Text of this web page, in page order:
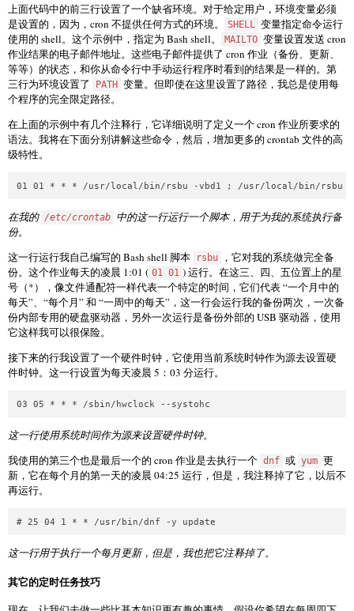
上面代码中的前三行设置了一个缺省环境。对于给定用户，环境变量必须
是设置的，因为，cron 不提供任何方式的环境。
SHELL
变量指定命令运行
使用的 shell。这个示例中，指定为 Bash shell。
MAILTO 变量设置发送 cron
作业结果的电子邮件地址。这些电子邮件提供了 cron 作业（备份、更新、
等等）的状态，和你从命令行中手动运行程序时看到的结果是一样的。第
三行为环境设置了
PATH 变量。但即使在这里设置了路径，我总是使用每
个程序的完全限定路径。
在上面的示例中有几个注释行，它详细说明了定义一个 cron 作业所要求的
语法。我将在下面分别讲解这些命令，然后，增加更多的 crontab 文件的高
级特性。
在我的 /etc/crontab 中的这一行运行一个脚本，用于为我的系统执行备
份。
这一行运行我自己编写的 Bash shell 脚本
rsbu
，它对我的系统做完全备
份。这个作业每天的凌晨 1:01 ( 01 01 ) 运行。在这三、四、五位置上的星
号（*），像文件通配符一样代表一个特定的时间，它们代表 “一个月中的
每天”、“每个月” 和 “一周中的每天”，这一行会运行我的备份两次，一次备
份内部专用的硬盘驱动器，另外一次运行是备份外部的 USB 驱动器，使用
它这样我可以很保险。
接下来的行我设置了一个硬件时钟，它使用当前系统时钟作为源去设置硬
件时钟。这一行设置为每天凌晨 5：03 分运行。
这一行使用系统时间作为源来设置硬件时钟。
我使用的第三个也是最后一个的 cron 作业是去执行一个 dnf 或 yum 更
新，它在每个月的第一天的凌晨 04:25 运行，但是，我注释掉了它，以后不
再运行。
这一行用于执行一个每月更新，但是，我也把它注释掉了。
其它的定时任务技巧